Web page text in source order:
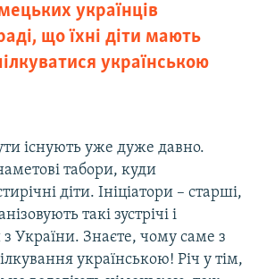
українців
що їхні діти мають
українською
існують уже дуже давно.
табори, куди
діти. Ініціатори – старші,
такі зустрічі і
України. Знаєте, чому саме з
українською! Річ у тім,